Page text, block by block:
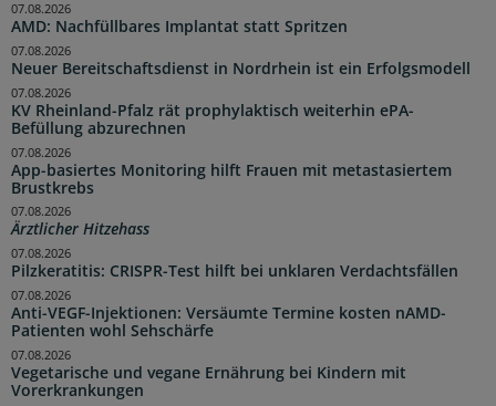
AMD: Nachfüllbares Implantat statt Spritzen
07.08.2026
Neuer Bereitschaftsdienst in Nordrhein ist ein Erfolgsmodell
07.08.2026
KV Rheinland-Pfalz rät prophylaktisch weiterhin ePA-
Befüllung abzurechnen
07.08.2026
App-basiertes Monitoring hilft Frauen mit metastasiertem
Brustkrebs
07.08.2026
Ärztlicher Hitzehass
07.08.2026
Pilzkeratitis: CRISPR-Test hilft bei unklaren Verdachtsfällen
07.08.2026
Anti-VEGF-Injektionen: Versäumte Termine kosten nAMD-
Patienten wohl Sehschärfe
07.08.2026
Vegetarische und vegane Ernährung bei Kindern mit
Vorerkrankungen
07.08.2026